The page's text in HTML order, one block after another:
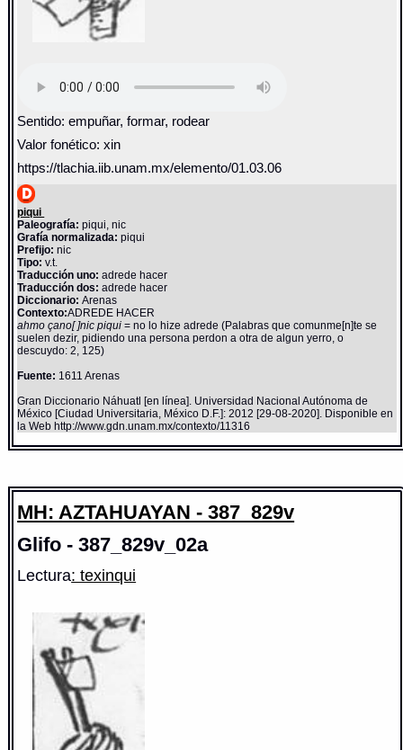
Sentido: empuñar, formar, rodear
Valor fonético: xin
https://tlachia.iib.unam.mx/elemento/01.03.06
piqui
Paleografía: piqui, nic
Grafía normalizada: piqui
Prefijo: nic
Tipo: v.t.
Traducción uno: adrede hacer
Traducción dos: adrede hacer
Diccionario:Arenas
Contexto:ADREDE HACER
ahmo çano[ ]nic piqui= no lo hize adrede (Palabras que comunme[n]te se
suelen dezir, pidiendo una persona perdon a otra de algun yerro, o
descuydo: 2, 125)
Fuente: 1611 Arenas
Gran Diccionario Náhuatl [en línea]. Universidad Nacional Autónoma de
México [Ciudad Universitaria, México D.F.]: 2012 [29-08-2020]. Disponible en
la Web http://www.gdn.unam.mx/contexto/11316
MH: AZTAHUAYAN - 387_829v
Glifo - 387_829v_02a
Lectura: texinqui